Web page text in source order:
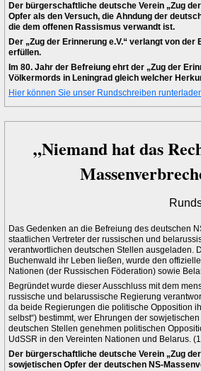
Der bürgerschaftliche deutsche Verein „Zug
Opfer als den Versuch, die Ahndung der
die dem offenen Rassismus verwandt ist.
Der „Zug der Erinnerung e.V.“ verlangt von
erfüllen.
Im 80. Jahr der Befreiung ehrt der „Zug der
Völkermords in Leningrad gleich welcher
Hier können Sie unser Rundschreiben
„Niemand hat das
Das Gedenken an die Befreiung des deutschen
staatlichen Vertreter der russischen und
verantwortlichen deutschen Stellen ausgeladen.
Buchenwald ihr Leben ließen, wurde den
Nationen (der Russischen Föderation) sowie
Begründet wurde dieser Ausschluss mit dem
russische und belarussische Regierung
da beide Regierungen die politische Opposition
selbst“) bestimmt, wer Ehrungen der
deutschen Stellen genehmen politischen
UdSSR in den Vereinten Nationen und Belarus.
Der bürgerschaftliche deutsche Verein „Zug
sowjetischen Opfer der deutschen NS-